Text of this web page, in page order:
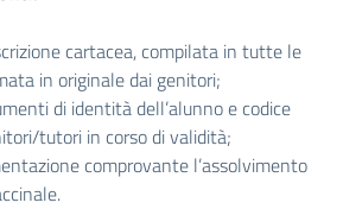
cartacea, compilata in tutte le
in originale dai genitori;
di identità dell’alunno e codice
tutori in corso di validità;
comprovante l’assolvimento